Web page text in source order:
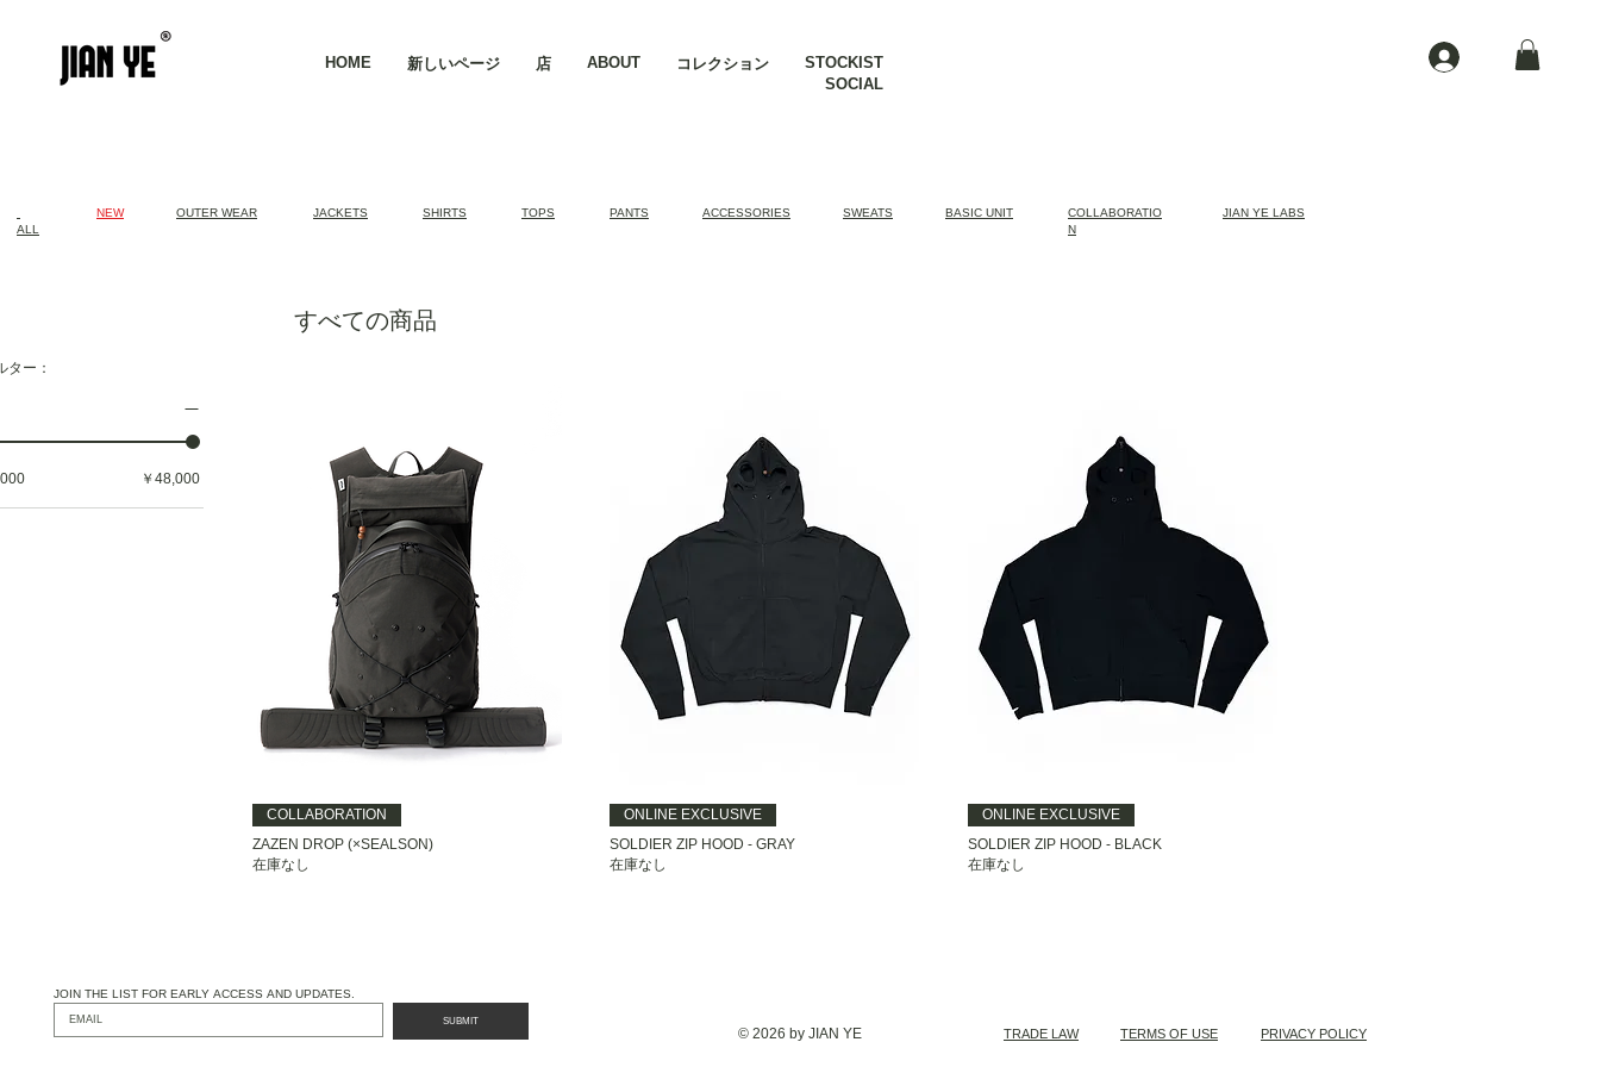
HOME 新しいページ 店 ABOUT コレクション
STOCKIST
SOCIAL
ALL
NEW OUTER WEAR JACKETS SHIRTS TOPS PANTS ​ACCESSORIES SWEATS BASIC UNIT
COLLABORATIO
N
JIAN YE LABS
すべての商品
ター：
￥48,000
COLLABORATION
ZAZEN DROP (×SEALSON)
在庫なし
ONLINE EXCLUSIVE
SOLDIER ZIP HOOD - GRAY
在庫なし
ONLINE EXCLUSIVE
SOLDIER ZIP HOOD - BLACK
在庫なし
© 2026 by JIAN YE TRADE LAW TERMS OF USE PRIVACY POLICY
JOIN THE LIST FOR EARLY ACCESS AND UPDATES.
SUBMIT